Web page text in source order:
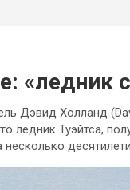
«ледник
Дэвид Холланд
ледник Туэйтса,
несколько